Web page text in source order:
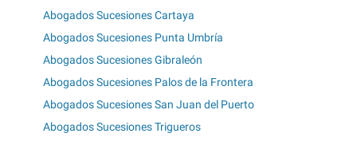
Abogados Sucesiones Cartaya
Abogados Sucesiones Punta Umbría
Abogados Sucesiones Gibraleón
Abogados Sucesiones Palos de la Frontera
Abogados Sucesiones San Juan del Puerto
Abogados Sucesiones Trigueros